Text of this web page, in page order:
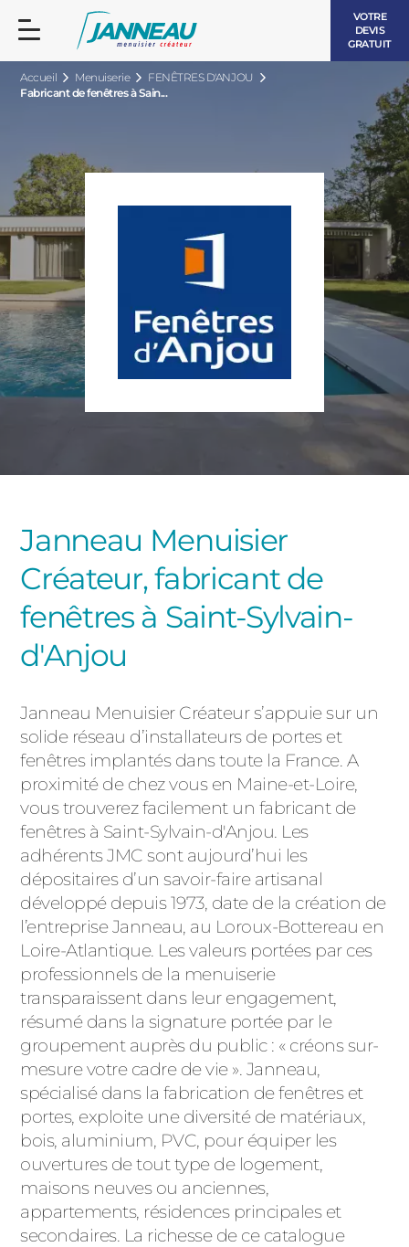
VOTRE
DEVIS
GRATUIT
Accueil Menuiserie
FENÊTRES D'ANJOU
Fabricant de fenêtres à Sain...
Janneau Menuisier
Créateur, fabricant de
fenêtres à Saint-Sylvain-
d'Anjou
Janneau Menuisier Créateur s’appuie sur un
solide réseau d’installateurs de portes et
fenêtres implantés dans toute la France. A
proximité de chez vous en Maine-et-Loire,
vous trouverez facilement un fabricant de
fenêtres à Saint-Sylvain-d'Anjou. Les
adhérents JMC sont aujourd’hui les
dépositaires d’un savoir-faire artisanal
développé depuis 1973, date de la création de
l’entreprise Janneau, au Loroux-Bottereau en
Loire-Atlantique. Les valeurs portées par ces
professionnels de la menuiserie
transparaissent dans leur engagement,
résumé dans la signature portée par le
groupement auprès du public : « créons sur-
mesure votre cadre de vie ». Janneau,
spécialisé dans la fabrication de fenêtres et
portes, exploite une diversité de matériaux,
bois, aluminium, PVC, pour équiper les
ouvertures de tout type de logement,
maisons neuves ou anciennes,
appartements, résidences principales et
secondaires. La richesse de ce catalogue
FENÊTRES ET PORTES-FENÊTRES
BOIS
ACIER
BAIES VITRÉES
PORTES D’ENTRÉELES INTEMPORELLES
LES LUMINEUSES
VOLETS ROULANTS
PERGOLAS
CARPORTS